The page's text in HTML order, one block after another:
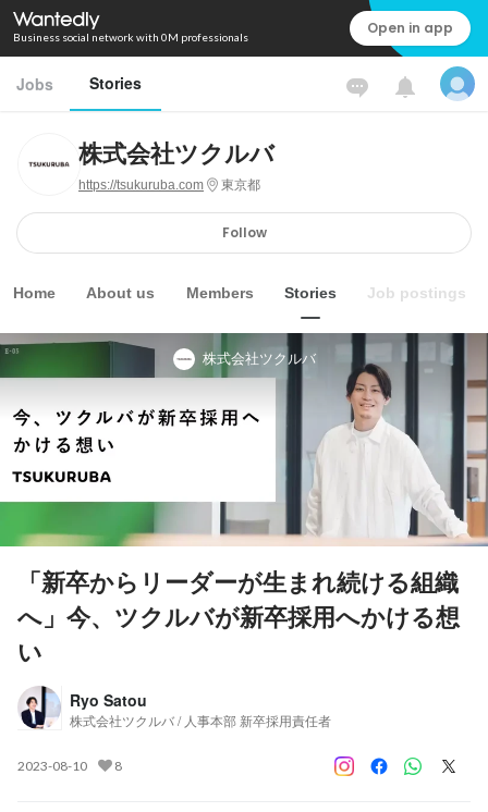
Business social network with 0M professionals Open in app
Jobs Stories
株式会社ツクルバ
https://tsukuruba.com 東京都
Follow
Home About us Members Stories Job postings
株式会社ツクルバ
「新卒からリーダーが生まれ続ける組織
へ」今、ツクルバが新卒採用へかける想
い
Ryo Satou
株式会社ツクルバ / 人事本部 新卒採用責任者
2023-08-10 8